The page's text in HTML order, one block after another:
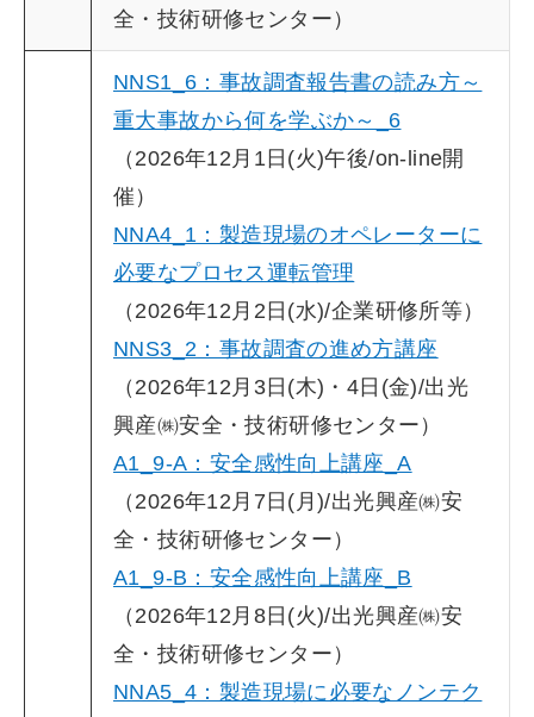
全・技術研修センター）
NNS1_6：事故調査報告書の読み方～
重大事故から何を学ぶか～_6
（2026年12月1日(火)午後/on-line開
催）
NNA4_1：製造現場のオペレーターに
必要なプロセス運転管理
（2026年12月2日(水)/企業研修所等）
NNS3_2：事故調査の進め方講座
（2026年12月3日(木)・4日(金)/出光
興産㈱安全・技術研修センター）
A1_9-A：安全感性向上講座_A
（2026年12月7日(月)/出光興産㈱安
全・技術研修センター）
A1_9-B：安全感性向上講座_B
（2026年12月8日(火)/出光興産㈱安
全・技術研修センター）
NNA5_4：製造現場に必要なノンテク